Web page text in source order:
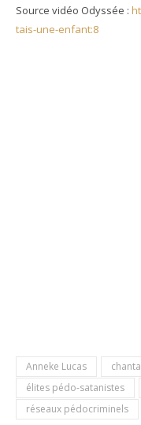
Source vidéo Odyssée :
tais-une-enfant:8
Anneke Lucas
élites pédo-satanistes
réseaux pédocriminels